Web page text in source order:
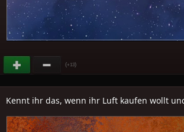
(+13)
Kennt ihr das, wenn ihr Luft kaufen wollt